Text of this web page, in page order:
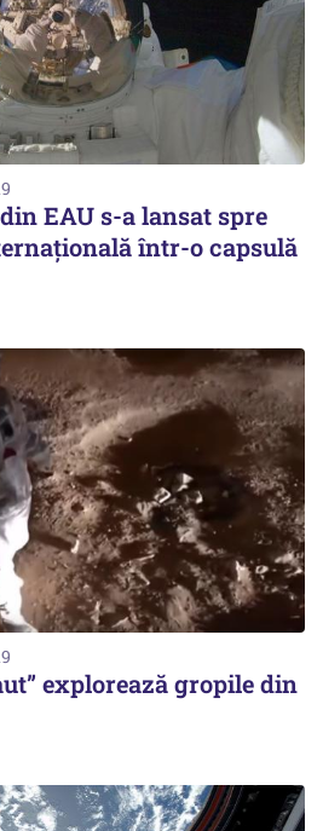
EAU s-a lansat spre
într-o capsulă
explorează gropile din